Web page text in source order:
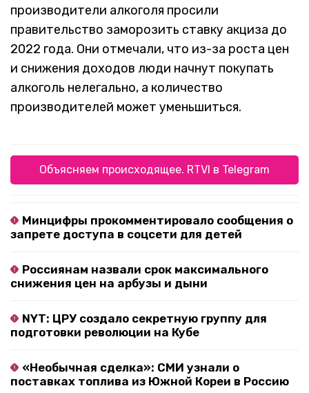
производители алкоголя просили
правительство заморозить ставку акциза до
2022 года. Они отмечали, что из-за роста цен
и снижения доходов люди начнут покупать
алкоголь нелегально, а количество
производителей может уменьшиться.
Объясняем происходящее. RTVI в Telegram
Минцифры прокомментировало сообщения о
запрете доступа в соцсети для детей
Россиянам назвали срок максимального
снижения цен на арбузы и дыни
NYT: ЦРУ создало секретную группу для
подготовки революции на Кубе
«Необычная сделка»: СМИ узнали о
поставках топлива из Южной Кореи в Россию